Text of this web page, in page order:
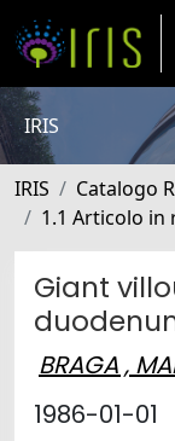
IRIS
IRIS Catalogo
1.1 Articolo in
Giant
BRAGA ,
1986-01-01